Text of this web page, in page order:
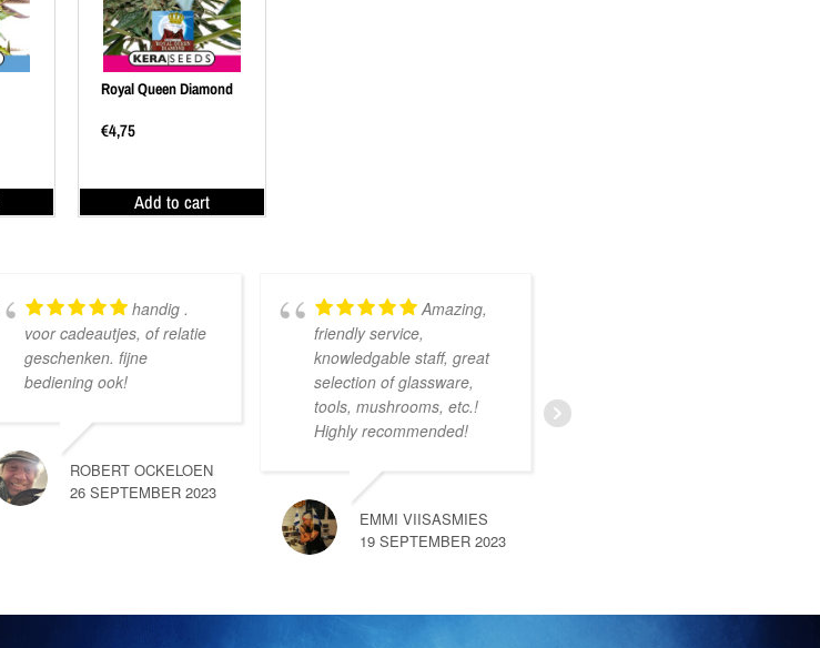
Royal Queen Diamond
€4,75
Add to cart
handig .
voor cadeautjes, of relatie
geschenken. fijne
bediening ook!
ROBERT OCKELOEN
26 SEPTEMBER 2023
Amazing,
friendly service,
knowledgable staff, great
selection of glassware,
tools, mushrooms, etc.!
Highly recommended!
EMMI VIISASMIES
19 SEPTEMBER 2023
SEM VAN HEMERT